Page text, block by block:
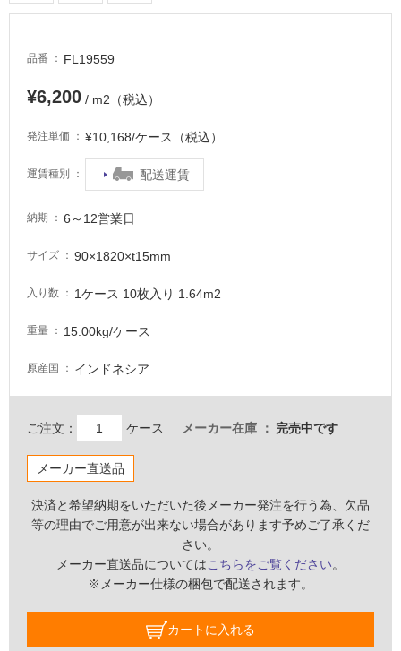
品番 FL19559
¥6,200 / m2（税込）
発注単価 ¥10,168/ケース（税込）
運賃種別 配送運賃
納期 6～12営業日
サイズ 90×1820×t15mm
入り数 1ケース 10枚入り 1.64m2
重量 15.00kg/ケース
原産国 インドネシア
ご注文： ケース メーカー在庫 完売中です
メーカー直送品
決済と希望納期をいただいた後メーカー発注を行う為、欠品
等の理由でご用意が出来ない場合があります予めご了承くだ
さい。
メーカー直送品についてはこちらをご覧ください。
※メーカー仕様の梱包で配送されます。
カートに入れる
車
非
に
し
し
い
が
意
必
要
適
し
て
い
い